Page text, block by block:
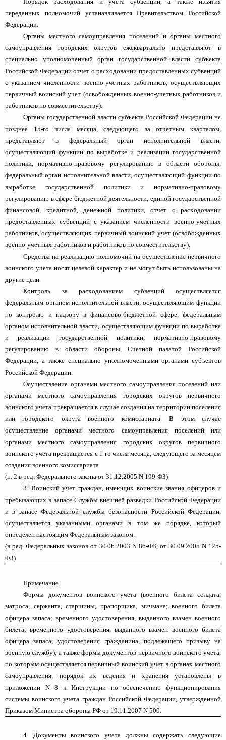
переданных полномочий устанавливается Правительством Российской
Федерации.
Органы местного самоуправления поселений и органы местного
самоуправления городских округов ежеквартально представляют в
специально уполномоченный орган государственной власти субъекта
Российской Федерации отчет о расходовании предоставленных субвенций
с указанием численности военно-учетных работников, осуществляющих
первичный воинский учет (освобожденных военно-учетных работников и
работников по совместительству).
Органы государственной власти субъекта Российской Федерации не
позднее 15-го числа месяца, следующего за отчетным кварталом,
представляют в федеральный орган исполнительной власти,
осуществляющий функции по выработке и реализации государственной
политики, нормативно-правовому регулированию в области обороны,
федеральный орган исполнительной власти, осуществляющий функции по
выработке государственной политики и нормативно-правовому
регулированию в сфере бюджетной деятельности, единой государственной
финансовой, кредитной, денежной политики, отчет о расходовании
предоставленных субвенций с указанием численности военно-учетных
работников, осуществляющих первичный воинский учет (освобожденных
военно-учетных работников и работников по совместительству).
Средства на реализацию полномочий на осуществление первичного
воинского учета носят целевой характер и не могут быть использованы на
другие цели.
Контроль за расходованием субвенций осуществляется
федеральным органом исполнительной власти, осуществляющим функции
по контролю и надзору в финансово-бюджетной сфере, федеральным
органом исполнительной власти, осуществляющим функции по выработке
и реализации государственной политики, нормативно-правовому
регулированию в области обороны, Счетной палатой Российской
Федерации, а также специально уполномоченными органами субъектов
Российской Федерации.
Осуществление органами местного самоуправления поселений или
органами местного самоуправления городских округов первичного
воинского учета прекращается в случае создания на территории поселения
или городского округа военного комиссариата. В этом случае
осуществление органами местного самоуправления поселений или
органами местного самоуправления городских округов первичного
воинского учета прекращается с 1-го числа месяца, следующего за месяцем
создания военного комиссариата.
(п. 2 в ред. Федерального закона от 31.12.2005 N 199-ФЗ)
3. Воинский учет граждан, имеющих воинские звания офицеров и
пребывающих в запасе Службы внешней разведки Российской Федерации
и в запасе Федеральной службы безопасности Российской Федерации,
осуществляется указанными органами в том же порядке, который
определен настоящим Федеральным законом.
(в ред. Федеральных законов от 30.06.2003 N 86-ФЗ, от 30.09.2005 N 125-
ФЗ)
Примечание.
Формы документов воинского учета (военного билета солдата,
матроса, сержанта, старшины, прапорщика, мичмана; военного билета
офицера запаса; временного удостоверения, выданного взамен военного
билета; временного удостоверения, выданного взамен военного билета
офицера запаса; удостоверения гражданина, подлежащего призыву на
военную службу), а также формы документов первичного воинского учета,
по которым осуществляется первичный воинский учет в органах местного
самоуправления, порядок их ведения и хранения установлены в
приложении N 8 к Инструкции по обеспечению функционирования
системы воинского учета граждан Российской Федерации, утвержденной
Приказом Министра обороны РФ от 19.11.2007 N 500.
4. Документы воинского учета должны содержать следующие